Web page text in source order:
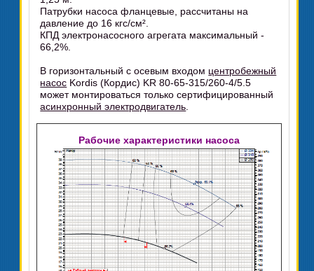
Патрубки насоса фланцевые, рассчитаны на
давление до 16 кгс/см².
КПД электронасосного агрегата максимальный -
66,2%.
В горизонтальный с осевым входом центробежный
насос Kordis (Кордис) KR 80-65-315/260-4/5.5
может монтироваться только сертифицированный
асинхронный электродвигатель
Рабочие характеристики насоса